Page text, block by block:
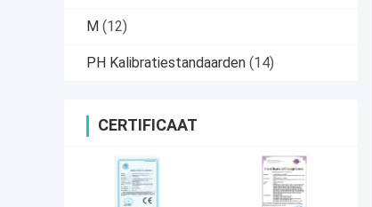
M (12)
PH Kalibratiestandaarden (14)
CERTIFICAAT